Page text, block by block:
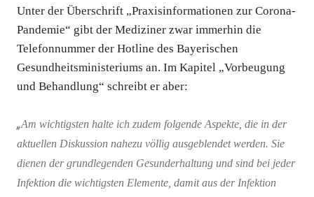
Unter der Überschrift „Praxisinformationen zur Corona-
Pandemie“ gibt der Mediziner zwar immerhin die
Telefonnummer der Hotline des Bayerischen
Gesundheitsministeriums an. Im Kapitel „Vorbeugung
und Behandlung“ schreibt er aber:
„Am wichtigsten halte ich zudem folgende Aspekte, die in der
aktuellen Diskussion nahezu völlig ausgeblendet werden. Sie
dienen der grundlegenden Gesunderhaltung und sind bei jeder
Infektion die wichtigsten Elemente, damit aus der Infektion